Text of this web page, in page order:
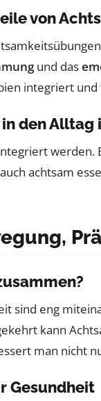
von
und das
integriert
den Alltag
achtsam
sind eng
kann
man nicht
Gesundheit